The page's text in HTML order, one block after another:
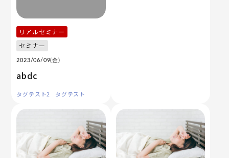
リアルセミナー
セミナー
2023/06/09(金)
abdc
タグテスト2 タグテスト